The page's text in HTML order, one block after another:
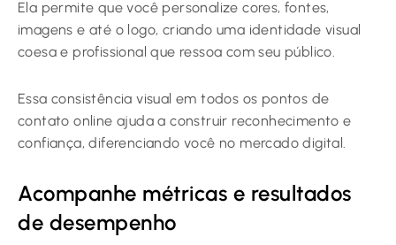
Ela permite que você personalize cores, fontes,
imagens e até o logo, criando uma identidade visual
coesa e profissional que ressoa com seu público.
Essa consistência visual em todos os pontos de
contato online ajuda a construir reconhecimento e
confiança, diferenciando você no mercado digital.
Acompanhe métricas e resultados
de desempenho